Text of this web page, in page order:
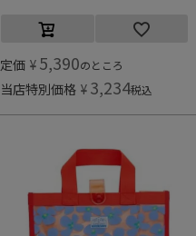
定価 ¥ 5,390のところ
当店特別価格 ¥ 3,234税込